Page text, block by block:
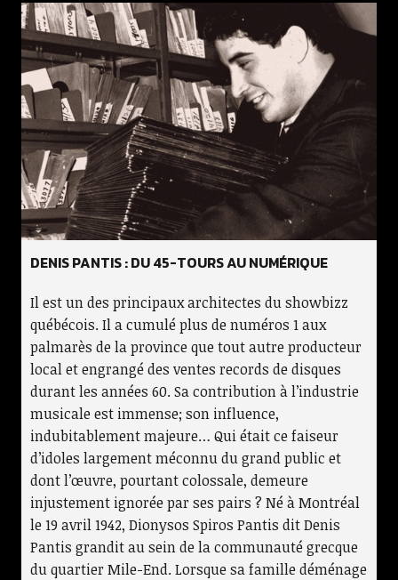
DENIS PANTIS : DU 45-TOURS AU NUMÉRIQUE
Il est un des principaux architectes du showbizz
québécois. Il a cumulé plus de numéros 1 aux
palmarès de la province que tout autre producteur
local et engrangé des ventes records de disques
durant les années 60. Sa contribution à l’industrie
musicale est immense; son influence,
indubitablement majeure… Qui était ce faiseur
d’idoles largement méconnu du grand public et
dont l’œuvre, pourtant colossale, demeure
injustement ignorée par ses pairs ? Né à Montréal
le 19 avril 1942, Dionysos Spiros Pantis dit Denis
Pantis grandit au sein de la communauté grecque
du quartier Mile-End. Lorsque sa famille déménage